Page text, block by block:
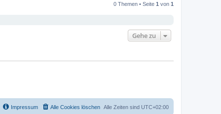
0 Themen • Seite 1 von 1
Gehe zu
Alle Zeiten sind UTC+02:00
Alle Cookies löschen
Impressum